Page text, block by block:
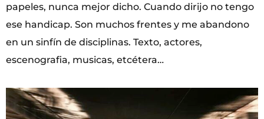
papeles, nunca mejor dicho. Cuando dirijo no tengo
ese handicap. Son muchos frentes y me abandono
en un sinfín de disciplinas. Texto, actores,
escenografia, musicas, etcétera…